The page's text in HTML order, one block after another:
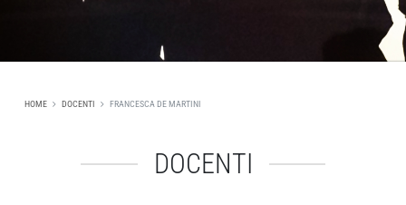
HOME DOCENTI FRANCESCA DE MARTINI
DOCENTI